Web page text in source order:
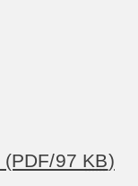
(PDF/97 KB)